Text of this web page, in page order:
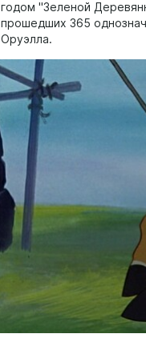
годом "Зеленой
прошедших 365
Оруэлла.